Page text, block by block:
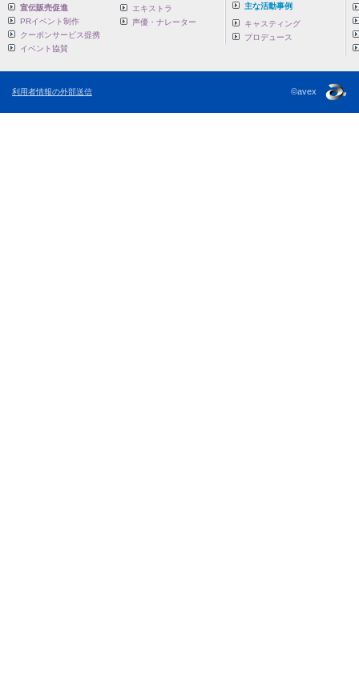
宣伝販売促進
PRイベント制作
クーポンサービス提携
イベント協賛
エキストラ
声優・ナレーター
主な活動事例
キャスティング
プロデュース
利用者情報の外部送信 ©avex